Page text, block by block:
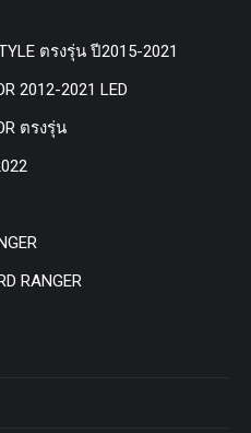
ตรงรุ่น ปี2015-2021
2012-2021 LED
ตรงรุ่น
RANGER